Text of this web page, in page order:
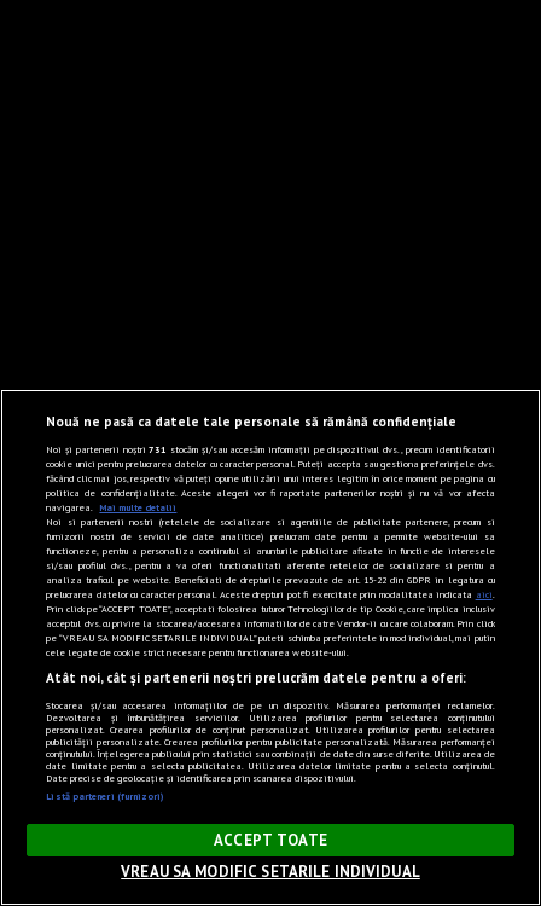
×
Nouă ne pasă ca datele tale personale să rămână confidențiale
Noi și partenerii noștri731 stocăm și/sau accesăm informații pe dispozitivul dvs., precum identificatorii
cookie unici pentru prelucrarea datelor cu caracter personal. Puteți accepta sau gestiona preferințele dvs.
făcând clic mai jos, respectiv vă puteți opune utilizării unui interes legitim în orice moment pe pagina cu
politica de confidențialitate. Aceste alegeri vor fi raportate partenerilor noștri și nu vă vor afecta
navigarea. Mai multe detalii
Noi si partenerii nostri (retelele de socializare si agentiile de publicitate partenere, precum si
furnizorii nostri de servicii de date analitice) prelucram date pentru a permite website-ului sa
functioneze, pentru a personaliza continutul si anunturile publicitare afisate in functie de interesele
si/sau profilul dvs., pentru a va oferi functionalitati aferente retelelor de socializare si pentru a
analiza traficul pe website. Beneficiati de drepturile prevazute de art. 15-22 din GDPR in legatura cu
prelucrarea datelor cu caracter personal. Aceste drepturi pot fi exercitate prin modalitatea indicata aici.
Prin click pe “ACCEPT TOATE”, acceptati folosirea tuturor Tehnologiilor de tip Cookie, care implica inclusiv
acceptul dvs. cu privire la stocarea/accesarea informatiilor de catre Vendor-ii cu care colaboram. Prin click
pe “VREAU SA MODIFIC SETARILE INDIVIDUAL” puteti schimba preferintele in mod individual, mai putin
cele legate de cookie strict necesare pentru functionarea website-ului.
Atât noi, cât și partenerii noștri prelucrăm datele pentru a oferi:
Stocarea și/sau accesarea informațiilor de pe un dispozitiv. Măsurarea performanței reclamelor.
Dezvoltarea și îmbunătățirea serviciilor. Utilizarea profilurilor pentru selectarea conținutului
personalizat. Crearea profilurilor de conținut personalizat. Utilizarea profilurilor pentru selectarea
publicității personalizate. Crearea profilurilor pentru publicitate personalizată. Măsurarea performanței
conținutului. Înțelegerea publicului prin statistici sau combinații de date din surse diferite. Utilizarea de
date limitate pentru a selecta publicitatea. Utilizarea datelor limitate pentru a selecta conținutul.
Date precise de geolocație și identificarea prin scanarea dispozitivului.
Listă parteneri (furnizori)
ACCEPT TOATE
VREAU SA MODIFIC SETARILE INDIVIDUAL